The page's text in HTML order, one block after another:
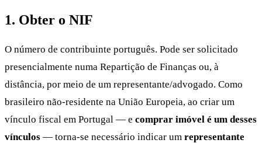
1. Obter o NIF
O número de contribuinte português. Pode ser solicitado
presencialmente numa Repartição de Finanças ou, à
distância, por meio de um representante/advogado. Como
brasileiro não-residente na União Europeia, ao criar um
vínculo fiscal em Portugal — e comprar imóvel é um desses
vínculos — torna-se necessário indicar um representante